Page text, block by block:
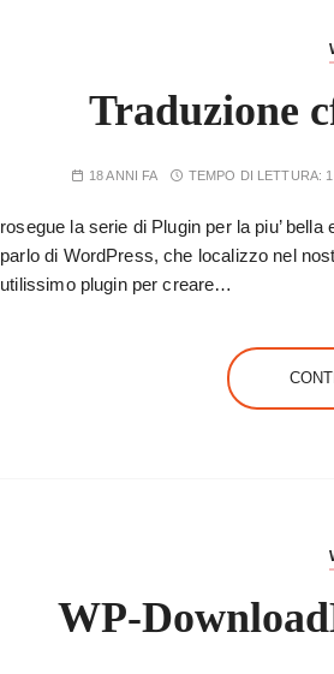
Traduzione
18 ANNI FA TEMPO DI LETTURA:
rosegue la serie di Plugin per la piu’
parlo di WordPress, che localizzo nel
utilissimo plugin per creare…
WP-